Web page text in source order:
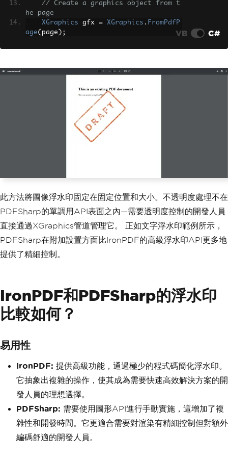
// Create a graphics object from t
he page
XGraphics gfx = XGraphics . FromPdfP
age( page );
watermark
);
// Save the modified PDF document
Save( "watermarked.pdf"
VB C#
此方法將圖像浮水印固定在固定位置和大小。不透明度處理不在
PDFSharp的單調用API表面之內—需要透明度控制的開發人員
直接通過XGraphics管道管理它。 正如文字浮水印範例所示，
PDFSharp在附加設置方面比IronPDF的高級浮水印API更多地
提供了精細控制。
IronPDF和PDFSharp的浮水印
比較如何？
易用性
IronPDF: 提供高級功能，通過極少的程式碼簡化浮水印。
它抽象出複雜的操作，使其成為需要快速高效解決方案的開
發人員的理想選擇。
PDFSharp: 需要使用圖形API進行手動實施，這增加了複
雜性和開發時間。它更適合需要對渲染有精細控制但對額外
編碼舒適的開發人員。